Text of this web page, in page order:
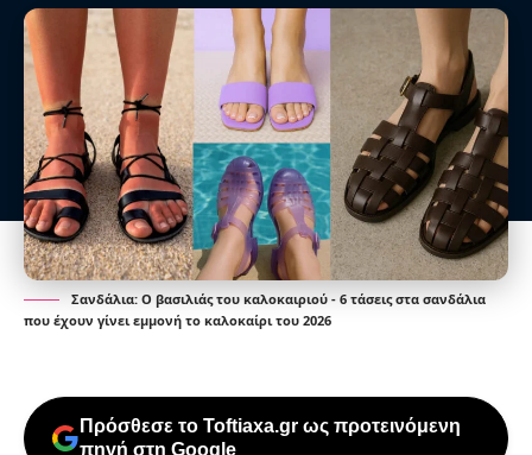
Σανδάλια: Ο βασιλιάς του καλοκαιριού - 6 τάσεις στα σανδάλια
που έχουν γίνει εμμονή το καλοκαίρι του 2026
Πρόσθεσε το Toftiaxa.gr ως προτεινόμενη
πηγή στη Google